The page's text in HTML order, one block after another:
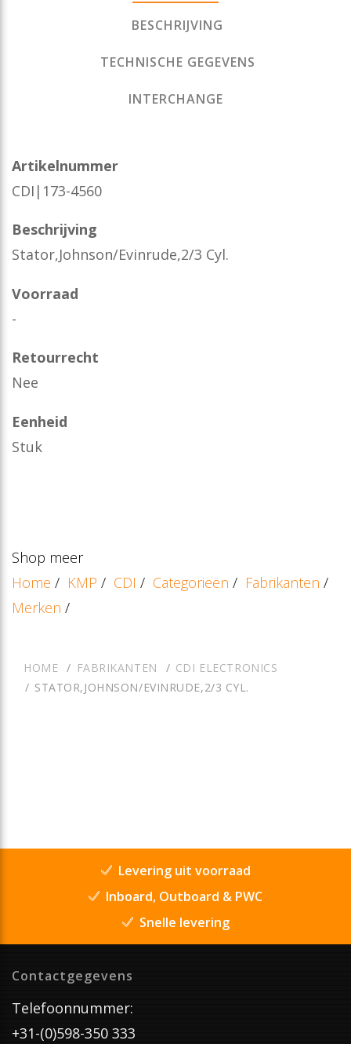
BESCHRIJVING
TECHNISCHE GEGEVENS
INTERCHANGE
Artikelnummer
CDI|173-4560
Beschrijving
Stator,Johnson/Evinrude,2/3 Cyl.
Voorraad
-
Retourrecht
Nee
Eenheid
Stuk
Shop meer
Home / KMP / CDI / Categorieën / Fabrikanten /
Merken /
HOME FABRIKANTEN
CDI ELECTRONICS
STATOR,JOHNSON/EVINRUDE,2/3 CYL.
Levering uit voorraad
Inboard, Outboard & PWC
Snelle levering
Contactgegevens
Telefoonnummer:
+31-(0)598-350 333